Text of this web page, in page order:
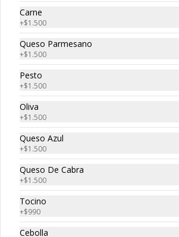
Bolitas de Carne
Bolitas de Carne, 3 unidades de
bolitas de carne envueltan en suave
masa de pizza frita, puedes escoger tu
salsa favotita!!
Caprese
Mozzarella Fior, tomate, albahaca y
pesto acompañado de tostadas.
Char-Q
Prosciutto, mortadella, tomates
Carne
+$1.500
Queso Parmesano
+$1.500
Pesto
+$1.500
Oliva
+$1.500
Queso Azul
+$1.500
Queso De Cabra
+$1.500
Tocino
+$990
Cebolla